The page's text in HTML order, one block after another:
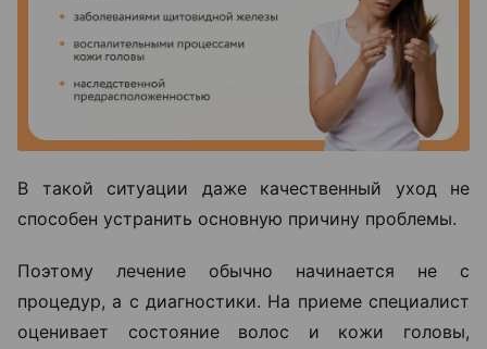
В такой ситуации даже качественный уход не
способен устранить основную причину проблемы.
Поэтому лечение обычно начинается не с
процедур, а с диагностики. На приеме специалист
оценивает состояние волос и кожи головы,